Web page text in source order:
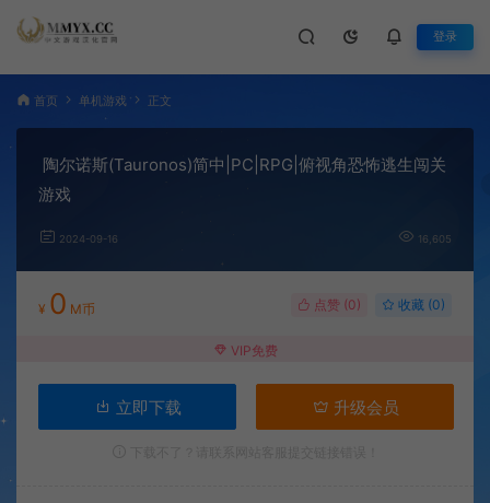
登录
首页 单机游戏 正文
陶尔诺斯(Tauronos)简中|PC|RPG|俯视角恐怖逃生闯关
游戏
2024-09-16 16,605
¥ 0 M币 点赞 (0) 收藏 (0)
VIP免费
立即下载 升级会员